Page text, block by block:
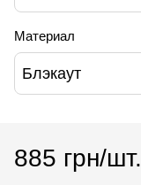
Материал
Блэкаут
885 грн/шт.